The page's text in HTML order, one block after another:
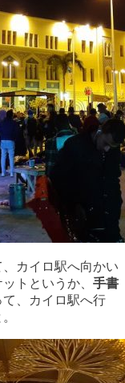
カイロ駅へ向かい
トというか、 手書
、カイロ駅へ行